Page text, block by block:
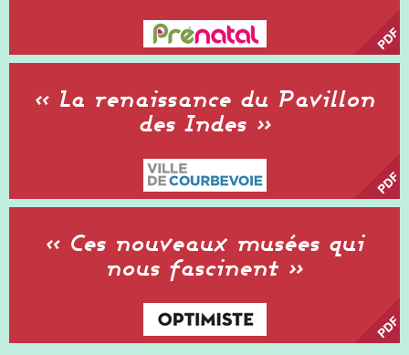
« La renaissance du Pavillon
des Indes »
« Ces nouveaux musées qui
nous fascinent »